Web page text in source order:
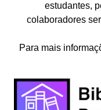
estudantes,
colaboradores
Para mais